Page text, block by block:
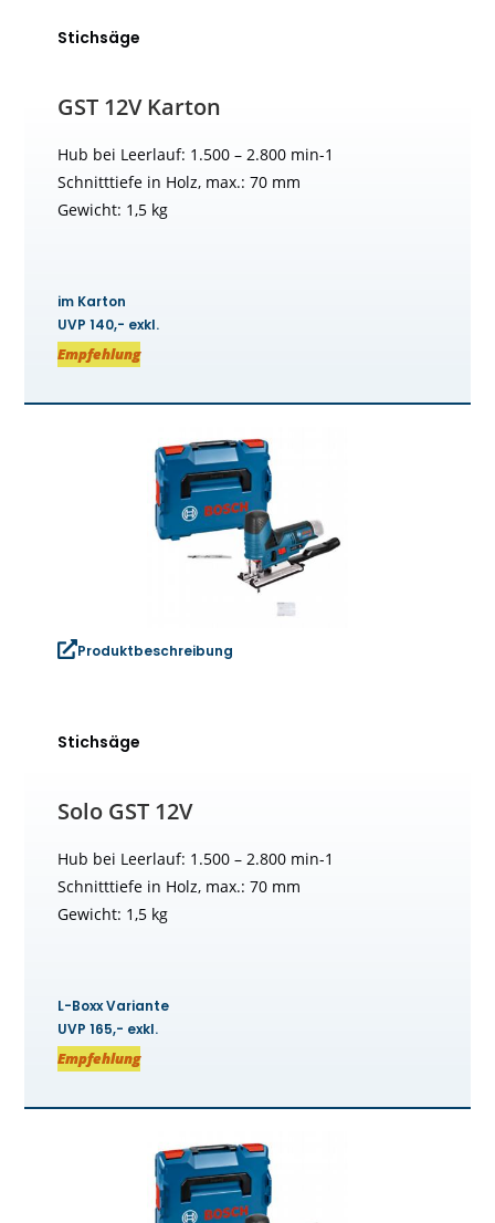
Stichsäge
GST 12V Karton
Hub bei Leerlauf: 1.500 – 2.800 min-1
Schnitttiefe in Holz, max.: 70 mm
Gewicht: 1,5 kg
im Karton
UVP 140,- exkl.
Empfehlung
Produktbeschreibung
Stichsäge
Solo GST 12V
Hub bei Leerlauf: 1.500 – 2.800 min-1
Schnitttiefe in Holz, max.: 70 mm
Gewicht: 1,5 kg
L-Boxx Variante
UVP 165,- exkl.
Empfehlung